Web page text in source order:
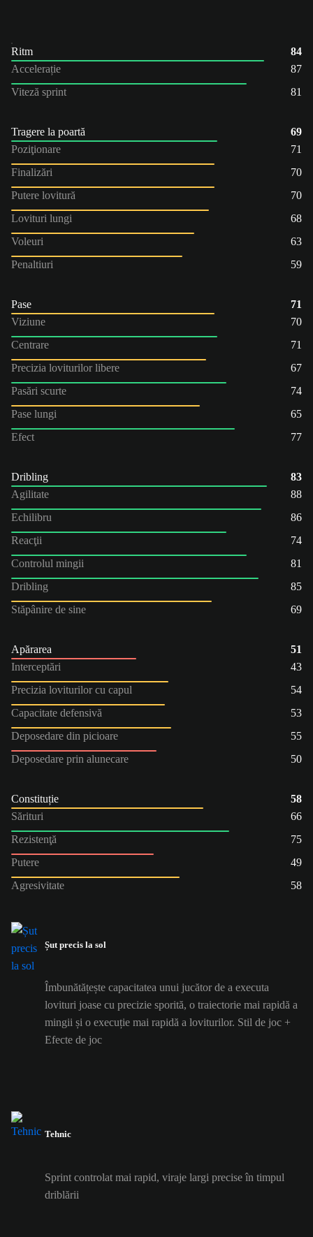
Ritm
84
Accelerație
87
Viteză sprint
81
Tragere la poartă
69
Poziţionare
71
Finalizări
70
Putere lovitură
70
Lovituri lungi
68
Voleuri
63
Penaltiuri
59
Pase
71
Viziune
70
Centrare
71
Precizia loviturilor libere
67
Pasări scurte
74
Pase lungi
65
Efect
77
Dribling
83
Agilitate
88
Echilibru
86
Reacţii
74
Controlul mingii
81
Dribling
85
Stăpânire de sine
69
Apărarea
51
Interceptări
43
Precizia loviturilor cu capul
54
Capacitate defensivă
53
Deposedare din picioare
55
Deposedare prin alunecare
50
Constituție
58
Sărituri
66
Rezistenţă
75
Putere
49
Agresivitate
58
Șut precis la sol
Îmbunătățește capacitatea unui jucător de a executa
lovituri joase cu precizie sporită, o traiectorie mai rapidă a
mingii și o execuție mai rapidă a loviturilor. Stil de joc +
Efecte de joc
Tehnic
Sprint controlat mai rapid, viraje largi precise în timpul
driblării